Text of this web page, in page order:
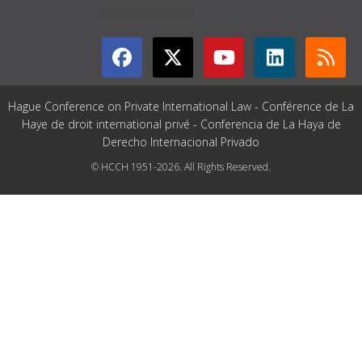
Hague Conference on Private International Law - Conférence de La
Haye de droit international privé - Conferencia de La Haya de
Derecho Internacional Privado
© HCCH 1951-2026. All Rights Reserved.